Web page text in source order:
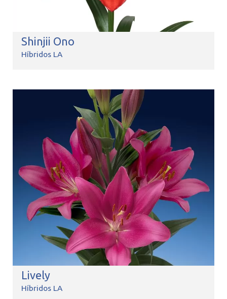
Shinjii Ono
Híbridos LA
Lively
Híbridos LA